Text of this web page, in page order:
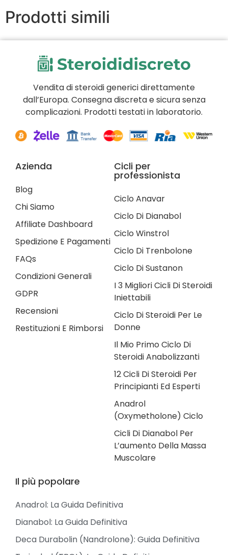
Prodotti simili
Vendita di steroidi generici direttamente
dall’Europa. Consegna discreta e sicura senza
complicazioni. Prodotti testati in laboratorio.
Azienda
Blog
Chi Siamo
Affiliate Dashboard
Spedizione E Pagamenti
FAQs
Condizioni Generali
GDPR
Recensioni
Restituzioni E Rimborsi
Cicli per
professionista
Ciclo Anavar
Ciclo Di Dianabol
Ciclo Winstrol
Ciclo Di Trenbolone
Ciclo Di Sustanon
I 3 Migliori Cicli Di Steroidi
Iniettabili
Ciclo Di Steroidi Per Le
Donne
Il Mio Primo Ciclo Di
Steroidi Anabolizzanti
12 Cicli Di Steroidi Per
Principianti Ed Esperti
Anadrol
(Oxymetholone) Ciclo
Cicli Di Dianabol Per
L’aumento Della Massa
Muscolare
Il più popolare
Anadrol: La Guida Definitiva
Dianabol: La Guida Definitiva
Deca Durabolin (Nandrolone): Guida Definitiva